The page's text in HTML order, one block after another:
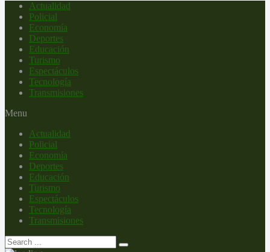
Actualidad
Policial
Economía
Deportes
Educación
Turismo
Espectáculos
Tecnología
Transmisiones
Menu
Actualidad
Policial
Economía
Deportes
Educación
Turismo
Espectáculos
Tecnología
Transmisiones